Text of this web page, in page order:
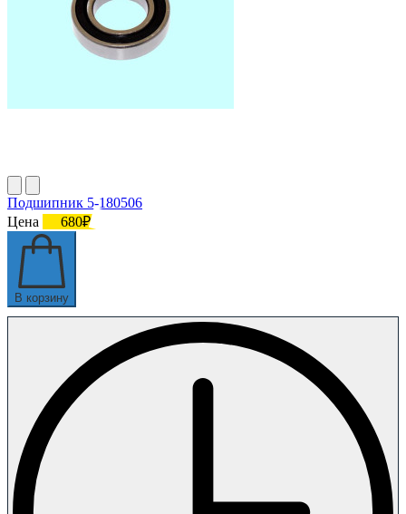
Подшипник 5-180506
Цена
680₽
В корзину